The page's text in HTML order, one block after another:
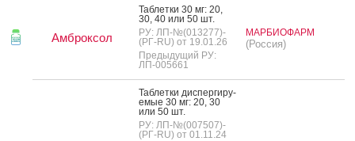
Амброксол
Таб­летки 30 мг: 20,
30, 40 или 50 шт.
РУ: ЛП-№(013277)-
(РГ-RU) от 19.01.26
Предыдущий РУ:
ЛП-005661
МАРБИОФАРМ
(Россия)
Таб­летки дис­перги­ру­
емые 30 мг: 20, 30
или 50 шт.
РУ: ЛП-№(007507)-
(РГ-RU) от 01.11.24